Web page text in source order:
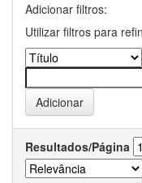
Adicionar filtros:
Utilizar filtros para
Resultados/Página